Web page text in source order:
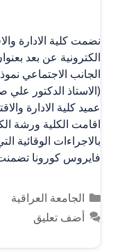
نضمت كلية الادارة
الكترونية عن بعد
الجانب الاجتماعي
(الاستاذ الدكتور
عميد كلية الادارة
اقامت الكلية ورشة
بالاجراءات الوقائية
فايروس كورونا
التصنيفات
الجامعة العراقية
أضف تعليق